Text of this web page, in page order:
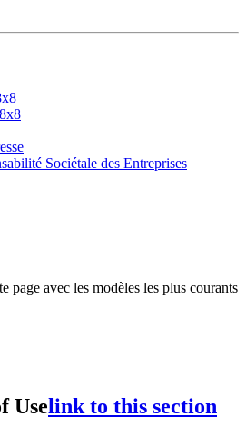
Sociétale des Entreprises
page avec les modèles les plus courants
Uselink to this section